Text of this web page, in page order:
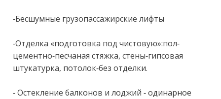
-Бесшумные грузопассажирские лифты
-Отделка «подготовка под чистовую»:пол-
цементно-песчаная стяжка, стены-гипсовая
штукатурка, потолок-без отделки.
- Остекление балконов и лоджий - одинарное